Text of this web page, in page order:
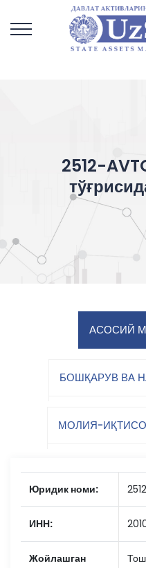
2512-
АСОСИЙ
БОШҚАРУВ ВА
МОЛИЯ-
Юридик номи:
ИНН:
Жойлашган